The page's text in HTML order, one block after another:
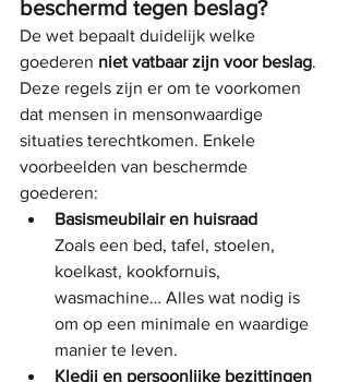
beschermd tegen beslag?
De wet bepaalt duidelijk welke
goederen niet vatbaar zijn voor beslag.
Deze regels zijn er om te voorkomen
dat mensen in mensonwaardige
situaties terechtkomen. Enkele
voorbeelden van beschermde
goederen:
Basismeubilair en huisraad
Zoals een bed, tafel, stoelen,
koelkast, kookfornuis,
wasmachine… Alles wat nodig is
om op een minimale en waardige
manier te leven.
Kledij en persoonlijke bezittingen